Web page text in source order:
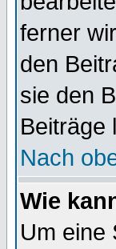
ferner
den
sie den
Beiträge
Nach
Wie
Um eine